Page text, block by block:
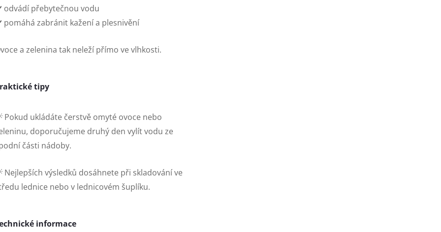
odvádí přebytečnou vodu
pomáhá zabránit kažení a plesnivění
a zelenina tak neleží přímo ve vlhkosti.
tipy
Pokud ukládáte čerstvě omyté ovoce nebo
doporučujeme druhý den vylít vodu ze
části nádoby.
Nejlepších výsledků dosáhnete při skladování ve
lednice nebo v lednicovém šuplíku.
informace